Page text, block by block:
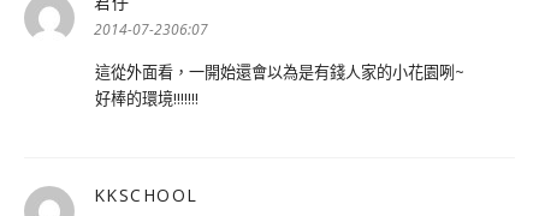
示:
2014-07-2306:07
這從外面看，一開始還會以為是有錢人家的小花園咧~
好棒的環境!!!!!!!
KKSCHOOL